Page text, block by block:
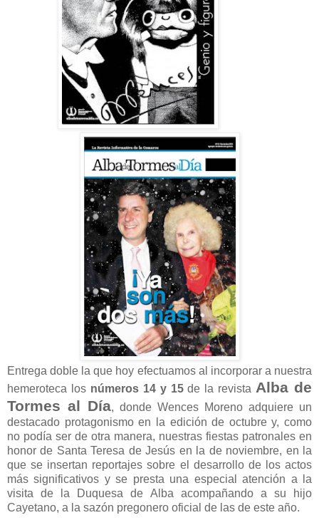
Entrega doble la que hoy efectuamos al incorporar a nuestra
hemeroteca los números 14 y 15 de la revista Alba de
Tormes al Día, donde Wences Moreno adquiere un
destacado protagonismo en la edición de octubre y, como
no podía ser de otra manera, nuestras fiestas patronales en
honor de Santa Teresa de Jesús en la de noviembre, en la
que se insertan reportajes sobre el desarrollo de los actos
más significativos y se presta una especial atención a la
visita de la Duquesa de Alba acompañando a su hijo
Cayetano, a la sazón pregonero oficial de las de este año.